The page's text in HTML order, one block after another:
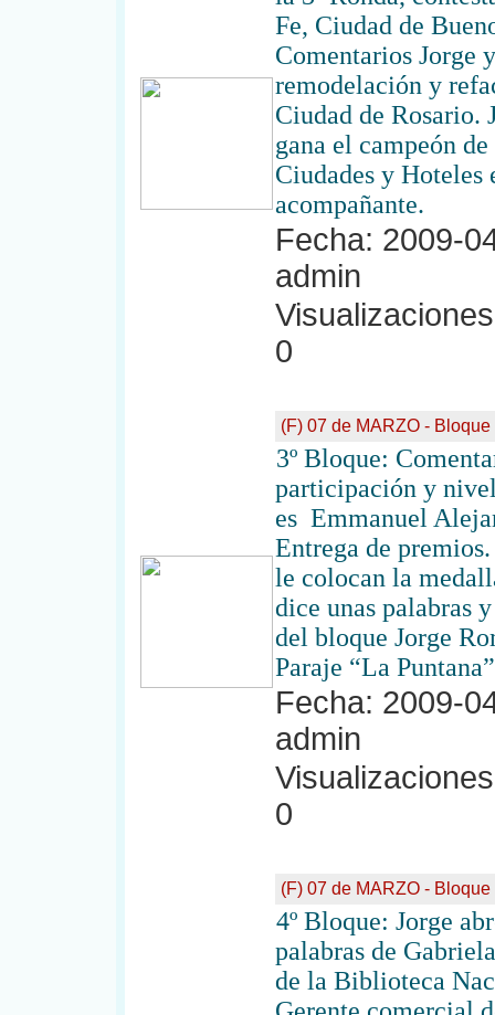
Fe, Ciudad de
Comentarios Jorge
remodelación y
Ciudad de Rosario.
gana el campeón
Ciudades y Hoteles
acompañante.
Fecha: 2009-
admin
0
(F) 07 de MARZO - Bloque
3º Bloque:
participación y
es Emmanuel
Entrega de
le colocan la
dice unas palabras
del bloque Jorge
Paraje “La
Fecha: 2009-
admin
0
(F) 07 de MARZO - Bloque
4º Bloque: Jorge
palabras de
de la Biblioteca